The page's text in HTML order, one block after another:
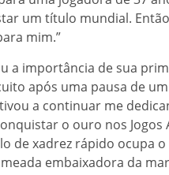
um título mundial.
mim.”
a importância de sua
após uma pausa de
a continuar me
o ouro nos
de xadrez rápido ocupa
embaixadora da